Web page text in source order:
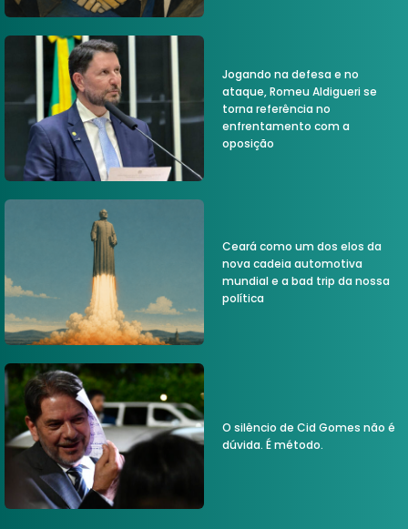
Jogando na defesa e no
ataque, Romeu Aldigueri se
torna referência no
enfrentamento com a
oposição
Ceará como um dos elos da
nova cadeia automotiva
mundial e a bad trip da nossa
política
O silêncio de Cid Gomes não é
dúvida. É método.